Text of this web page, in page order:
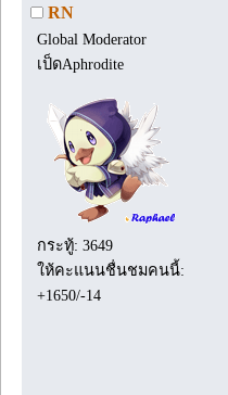
RN
Global Moderator
เป็ดAphrodite
กระทู้: 3649
ให้คะแนนชื่นชมคนนี้:
+1650/-14